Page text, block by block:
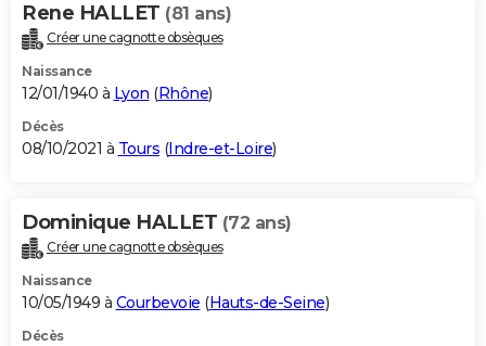
Rene HALLET (81 ans)
Créer une cagnotte obsèques
Naissance
12/01/1940 à Lyon (Rhône)
Décès
08/10/2021 à Tours (Indre-et-Loire)
Dominique HALLET (72 ans)
Créer une cagnotte obsèques
Naissance
10/05/1949 à Courbevoie (Hauts-de-Seine)
Décès